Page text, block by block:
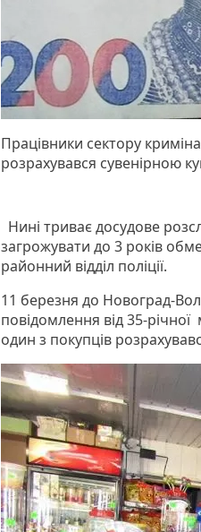
Працівники сектору
розрахувався сувенірною
Нині триває досудове
загрожувати до 3 років
районний відділ поліції.
11 березня до Новоград-
повідомлення від 35-
один з покупців